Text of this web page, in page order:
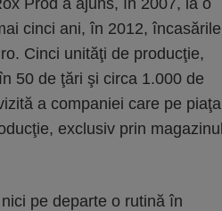
Prod a ajuns, în 2007, la o
cinci ani, în 2012, încasările
Cinci unităţi de producţie,
50 de ţări şi circa 1.000 de
a companiei care pe piaţa
exclusiv prin magazinul
pe departe o rutină în